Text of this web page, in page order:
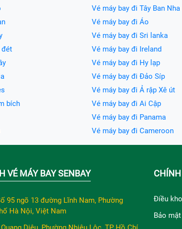
Vé máy bay đi Tây Ban Nha
Vé máy bay đi Áo
Vé máy bay đi Sri lanka
đét
Vé máy bay đi Ireland
Vé máy bay đi Hy lạp
Vé máy bay đi Đảo Síp
Vé máy bay đi Ả rập Xê út
bích
Vé máy bay đi Ai Cập
Vé máy bay đi Panama
Vé máy bay đi Cameroon
VÉ MÁY BAY SENBAY
95 ngõ 13 đường Lĩnh Nam, Phường
Hà Nội, Việt Nam
Điều
Bảo